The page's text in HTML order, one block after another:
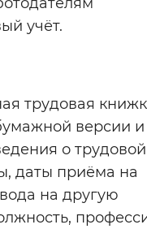
учёт.
трудовая
версии и
о трудовой
даты приёма на
на другую